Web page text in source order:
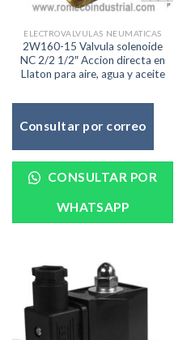
ELECTROVALVULAS NEUMATICAS
2W160-15 Valvula solenoide
NC 2/2 1/2″ Accion directa en
Llaton para aire, agua y aceite
Consultar por correo
CONSULTAR POR
WHATSAPP